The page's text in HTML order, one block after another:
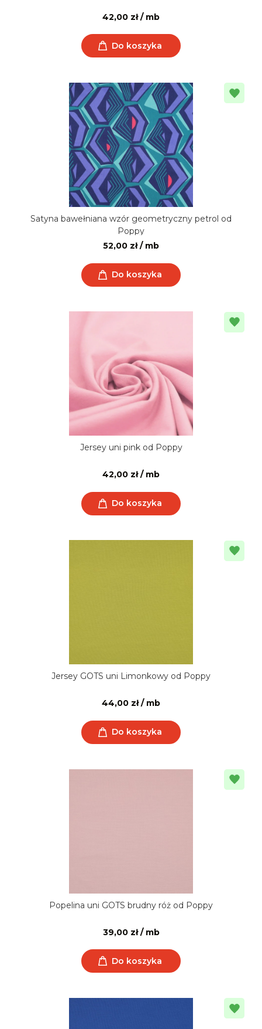
42,00 zł / mb
Do koszyka
Satyna bawełniana wzór geometryczny petrol od
Poppy
52,00 zł / mb
Do koszyka
Jersey uni pink od Poppy
42,00 zł / mb
Do koszyka
Jersey GOTS uni Limonkowy od Poppy
44,00 zł / mb
Do koszyka
Popelina uni GOTS brudny róż od Poppy
39,00 zł / mb
Do koszyka